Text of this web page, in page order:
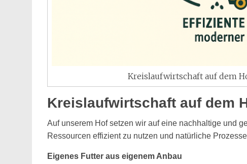
Kreislaufwirtschaft auf dem
Kreislaufwirtschaft auf dem
Auf unserem Hof setzen wir auf eine nachhaltige und
Ressourcen effizient zu nutzen und natürliche
Eigenes Futter aus eigenem Anbau